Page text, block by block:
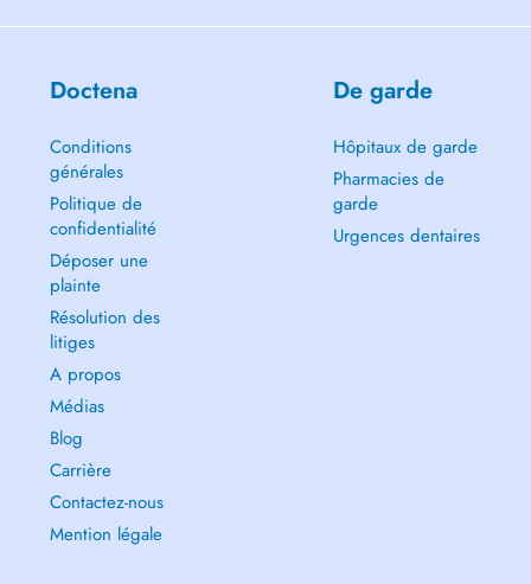
Doctena
Conditions
générales
Politique de
confidentialité
Déposer une
plainte
Résolution des
litiges
A propos
Médias
Blog
Carrière
Contactez-nous
Mention légale
De garde
Hôpitaux de garde
Pharmacies de
garde
Urgences dentaires